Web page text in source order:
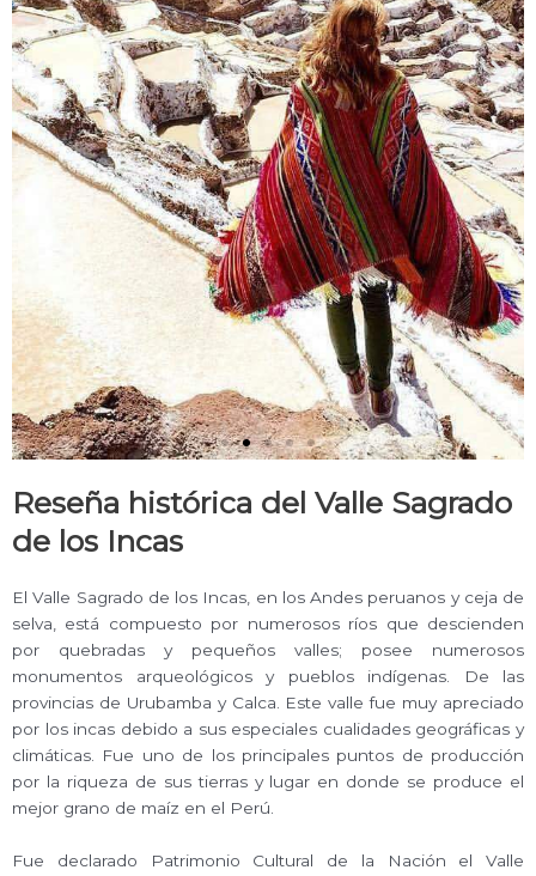
Reseña histórica del Valle Sagrado
de los Incas
El Valle Sagrado de los Incas, en los Andes peruanos y ceja de
selva, está compuesto por numerosos ríos que descienden
por quebradas y pequeños valles; posee numerosos
monumentos arqueológicos y pueblos indígenas. De las
provincias de Urubamba y Calca. Este valle fue muy apreciado
por los incas debido a sus especiales cualidades geográficas y
climáticas. Fue uno de los principales puntos de producción
por la riqueza de sus tierras y lugar en donde se produce el
mejor grano de maíz en el Perú.
Fue declarado Patrimonio Cultural de la Nación el Valle